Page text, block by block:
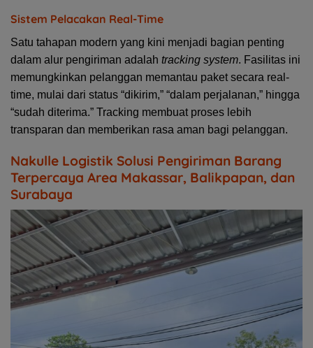
Sistem Pelacakan Real-Time
Satu tahapan modern yang kini menjadi bagian penting
dalam alur pengiriman adalah tracking system. Fasilitas ini
memungkinkan pelanggan memantau paket secara real-
time, mulai dari status “dikirim,” “dalam perjalanan,” hingga
“sudah diterima.” Tracking membuat proses lebih
transparan dan memberikan rasa aman bagi pelanggan.
Nakulle Logistik Solusi Pengiriman Barang
Terpercaya Area Makassar, Balikpapan, dan
Surabaya